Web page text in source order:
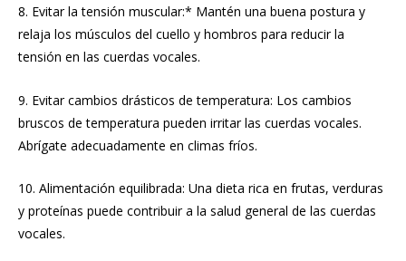
8. Evitar la tensión muscular:* Mantén una buena postura y
relaja los músculos del cuello y hombros para reducir la
tensión en las cuerdas vocales.
9. Evitar cambios drásticos de temperatura: Los cambios
bruscos de temperatura pueden irritar las cuerdas vocales.
Abrígate adecuadamente en climas fríos.
10. Alimentación equilibrada: Una dieta rica en frutas, verduras
y proteínas puede contribuir a la salud general de las cuerdas
vocales.